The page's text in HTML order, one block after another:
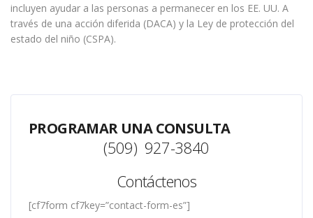
incluyen ayudar a las personas a permanecer en los EE. UU. A
través de una acción diferida (DACA) y la Ley de protección del
estado del niño (CSPA).
PROGRAMAR UNA CONSULTA
(509) 927-3840
Contáctenos
[cf7form cf7key=”contact-form-es”]